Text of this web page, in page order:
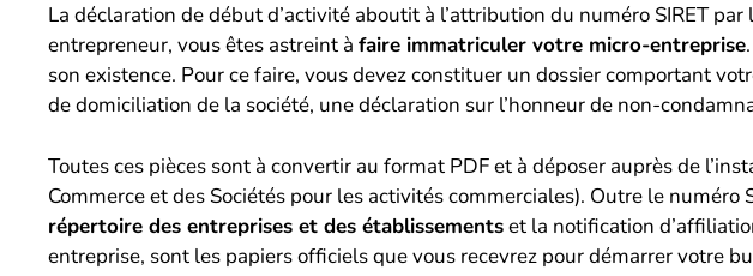
La déclaration de début d’activité aboutit à l’attribution du numéro SIRET par
entrepreneur, vous êtes astreint à faire immatriculer votre micro-entreprise
son existence. Pour ce faire, vous devez constituer un dossier comportant
de domiciliation de la société, une déclaration sur l’honneur de non-
Toutes ces pièces sont à convertir au format PDF et à déposer auprès de
Commerce et des Sociétés pour les activités commerciales). Outre le numéro
répertoire des entreprises et des établissementset la notification
entreprise, sont les papiers officiels que vous recevrez pour démarrer votre